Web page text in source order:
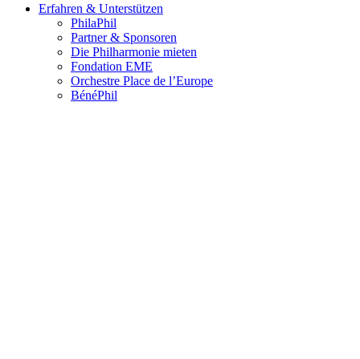
Erfahren & Unterstützen
PhilaPhil
Partner & Sponsoren
Die Philharmonie mieten
Fondation EME
Orchestre Place de l’Europe
BénéPhil